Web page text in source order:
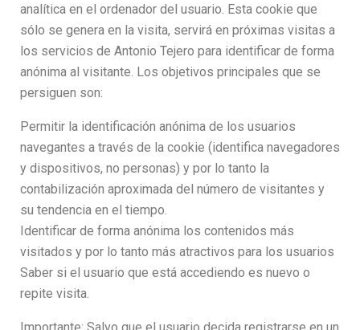
analítica en el ordenador del usuario. Esta cookie que
sólo se genera en la visita, servirá en próximas visitas a
los servicios de Antonio Tejero para identificar de forma
anónima al visitante. Los objetivos principales que se
persiguen son:
Permitir la identificación anónima de los usuarios
navegantes a través de la cookie (identifica navegadores
y dispositivos, no personas) y por lo tanto la
contabilización aproximada del número de visitantes y
su tendencia en el tiempo.
Identificar de forma anónima los contenidos más
visitados y por lo tanto más atractivos para los usuarios
Saber si el usuario que está accediendo es nuevo o
repite visita.